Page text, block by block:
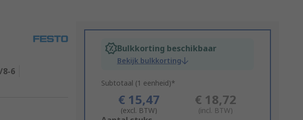
8-6
Bulkkorting beschikbaar
Bekijk bulkkorting
Subtotaal (1 eenheid)*
€ 15,47
(excl. BTW)
€ 18,72
(incl. BTW)